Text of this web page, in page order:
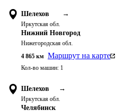
Шелехов →
Иркутская обл.
Нижний Новгород
Нижегородская обл.
4 865 км Маршрут на карте
Кол-во машин: 1
Шелехов →
Иркутская обл.
Челябинск